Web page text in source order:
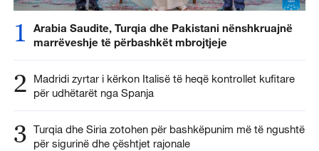
1
Arabia Saudite, Turqia dhe Pakistani nënshkruajnë
marrëveshje të përbashkët mbrojtjeje
2
Madridi zyrtar i kërkon Italisë të heqë kontrollet kufitare
për udhëtarët nga Spanja
3 Turqia dhe Siria zotohen për bashkëpunim më të ngushtë
për sigurinë dhe çështjet rajonale